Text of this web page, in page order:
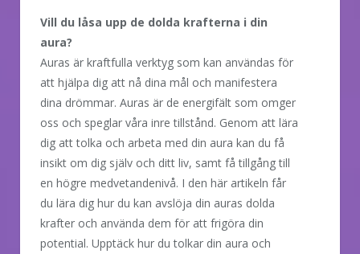
Vill du låsa upp de dolda krafterna i din
aura?
Auras är kraftfulla verktyg som kan användas för
att hjälpa dig att nå dina mål och manifestera
dina drömmar. Auras är de energifält som omger
oss och speglar våra inre tillstånd. Genom att lära
dig att tolka och arbeta med din aura kan du få
insikt om dig själv och ditt liv, samt få tillgång till
en högre medvetandenivå. I den här artikeln får
du lära dig hur du kan avslöja din auras dolda
krafter och använda dem för att frigöra din
potential. Upptäck hur du tolkar din aura och